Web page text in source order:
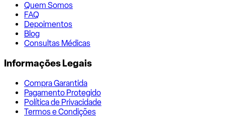
Quem Somos
FAQ
Depoimentos
Blog
Consultas Médicas
Informações Legais
Compra Garantida
Pagamento Protegido
Política de Privacidade
Termos e Condições